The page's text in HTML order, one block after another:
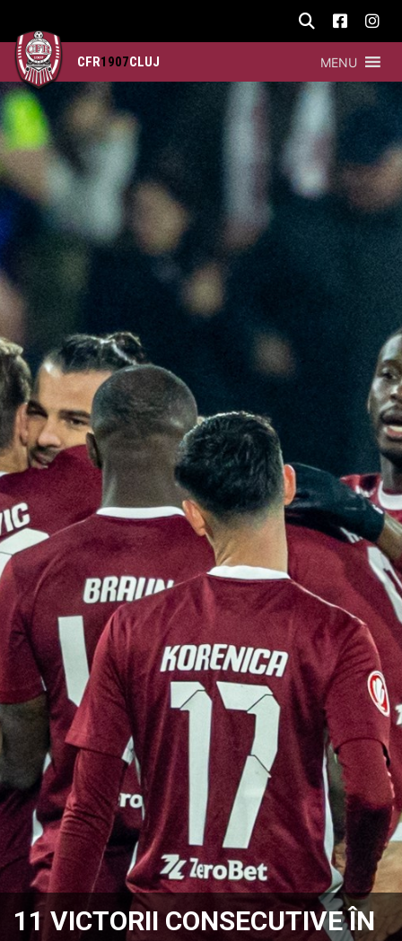
CFR1907CLUJ MENU
11 VICTORII CONSECUTIVE ÎN